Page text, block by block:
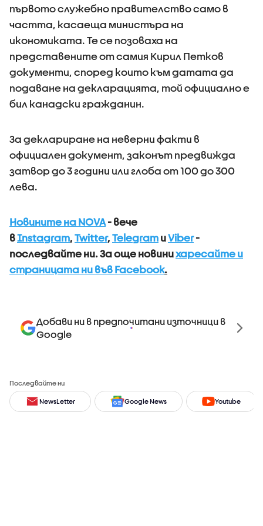
първото служебно правителство само в
частта, касаеща министъра на
икономиката. Те се позоваха на
представените от самия Кирил Петков
документи, според които към датата да
подаване на декларацията, той официално е
бил канадски гражданин.
За деклариране на неверни факти в
официален документ, законът предвижда
затвор до 3 години или глоба от 100 до 300
лева.
Новините на NOVA- вече
вInstagram, Twitter, Telegram иViber-
последвайте ни.За още новинихаресайте и
страницата ни във Facebook.
Добави ни в предпочитани източници в
Google
Последвайте ни
NewsLetter Google News Youtube